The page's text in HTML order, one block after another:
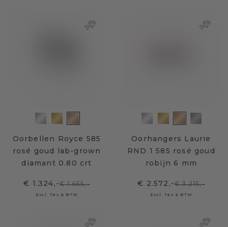
Oorbellen Royce 585
rosé goud lab-grown
diamant 0.80 crt
€ 1.324,-€ 1.655,-
Excl. Tax & BTW
Oorhangers Laurie
RND 1 585 rosé goud
robijn 6 mm
€ 2.572,-€ 3.215,-
Excl. Tax & BTW